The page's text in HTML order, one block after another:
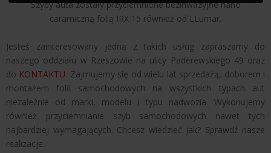
Szyby auta zostały przyciemnione bezinwazyjne nano
caramiczną folią IRX 15 również od LLumar.
Jesteś zainteresowany jedną z takich usług zapraszamy do
naszego oddziału w Rzeszowie na ulicy Paderewskiego 49 oraz
do KONTAKTU. Zajmujemy się od wielu lat sprzedażą, doborem i
montażem folii samochodowych na wszystkich typach aut
niezależnie od marki, modelu i typu nadwozia. Wykonujemy
również przyciemnianie szyb samochodowych nawet tych
najbardziej wymagających. Chcesz wiedzieć jak? Sprawdź nasze
realizacje.